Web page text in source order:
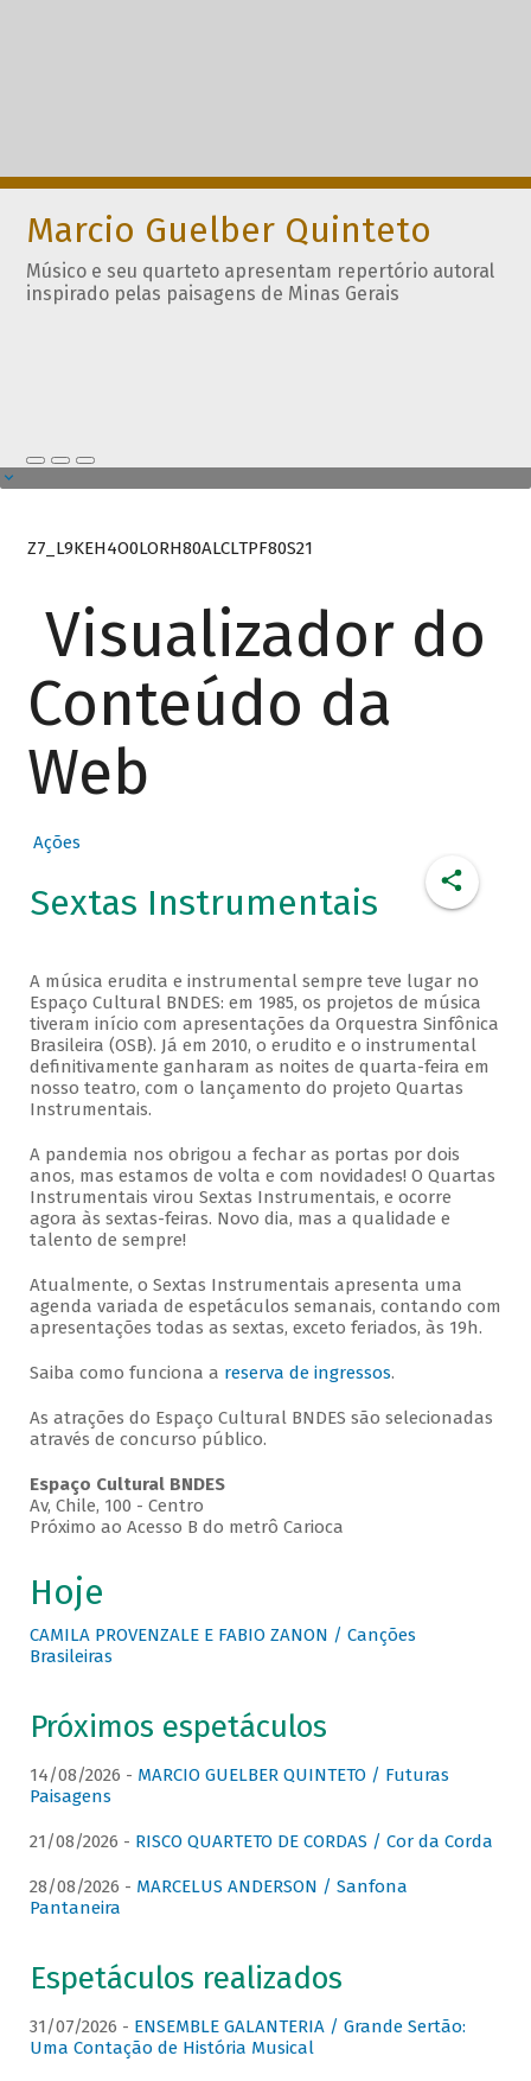
Marcio Guelber Quinteto
Músico e seu quarteto apresentam repertório autoral
inspirado pelas paisagens de Minas Gerais
Z7_L9KEH4O0LORH80ALCLTPF80S21
Visualizador do
Conteúdo da
Web
Ações
Sextas Instrumentais
A música erudita e instrumental sempre teve lugar no
Espaço Cultural BNDES: em 1985, os projetos de música
tiveram início com apresentações da Orquestra Sinfônica
Brasileira (OSB). Já em 2010, o erudito e o instrumental
definitivamente ganharam as noites de quarta-feira em
nosso teatro, com o lançamento do projeto Quartas
Instrumentais.
A pandemia nos obrigou a fechar as portas por dois
anos, mas estamos de volta e com novidades! O Quartas
Instrumentais virou Sextas Instrumentais, e ocorre
agora às sextas-feiras. Novo dia, mas a qualidade e
talento de sempre!
Atualmente, o Sextas Instrumentais apresenta uma
agenda variada de espetáculos semanais, contando com
apresentações todas as sextas, exceto feriados, às 19h.
Saiba como funciona a reserva de ingressos.
As atrações do Espaço Cultural BNDES são selecionadas
através de concurso público.
Espaço Cultural BNDES
Av, Chile, 100 - Centro
Próximo ao Acesso B do metrô Carioca
Hoje
CAMILA PROVENZALE E FABIO ZANON / Canções
Brasileiras
Próximos espetáculos
14/08/2026 - MARCIO GUELBER QUINTETO / Futuras
Paisagens
21/08/2026 - RISCO QUARTETO DE CORDAS / Cor da Corda
28/08/2026 - MARCELUS ANDERSON / Sanfona
Pantaneira
Espetáculos realizados
31/07/2026 - ENSEMBLE GALANTERIA / Grande Sertão:
Uma Contação de História Musical